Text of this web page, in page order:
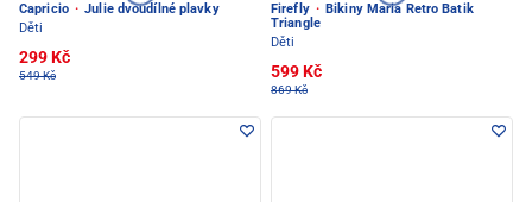
Capricio · Julie dvoudílné plavky
Děti
299 Kč
549 Kč
Firefly · Bikiny Maria Retro Batik
Triangle
Děti
599 Kč
869 Kč